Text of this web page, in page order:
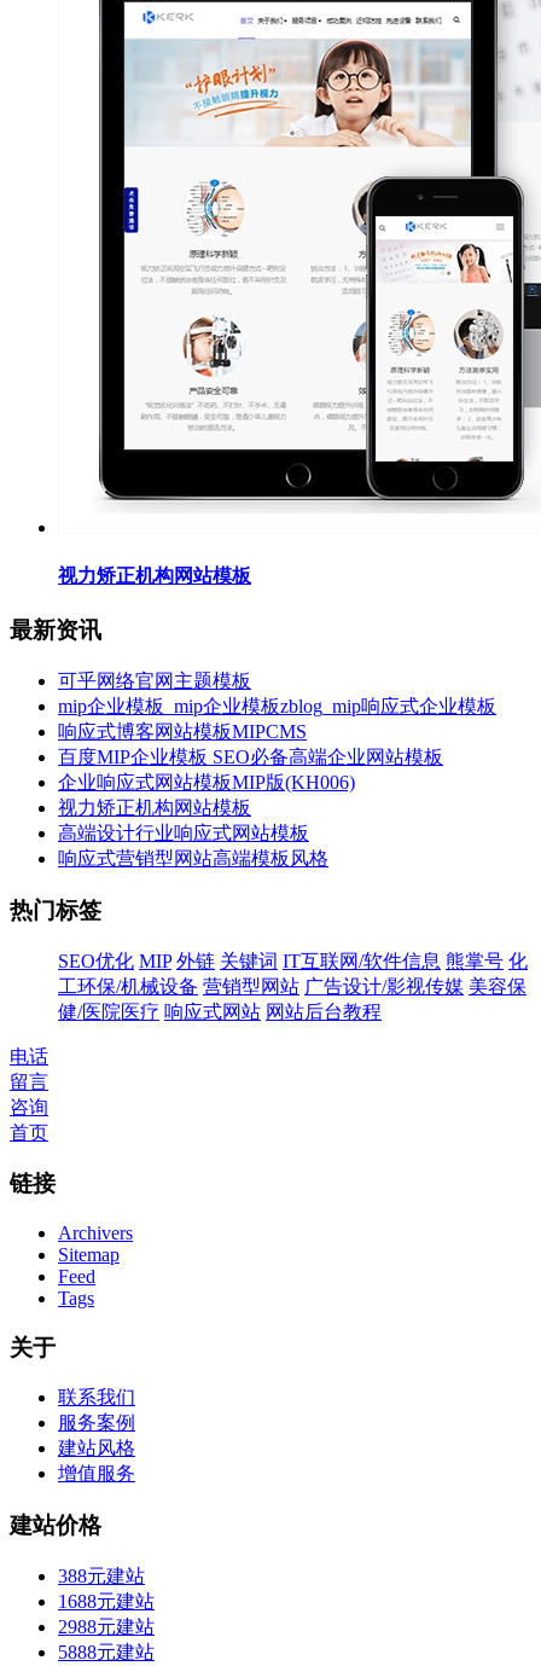
视力矫正机构网站模板
最新资讯
可乎网络官网主题模板
mip企业模板_mip企业模板zblog_mip响应式企业模板
响应式博客网站模板MIPCMS
百度MIP企业模板 SEO必备高端企业网站模板
企业响应式网站模板MIP版(KH006)
视力矫正机构网站模板
高端设计行业响应式网站模板
响应式营销型网站高端模板风格
热门标签
SEO优化 MIP 外链 关键词 IT互联网/软件信息 熊掌号 化
工环保/机械设备 营销型网站 广告设计/影视传媒 美容保
健/医院医疗 响应式网站 网站后台教程
电话
留言
咨询
首页
链接
Archivers
Sitemap
Feed
Tags
关于
联系我们
服务案例
建站风格
增值服务
建站价格
388元建站
1688元建站
2988元建站
5888元建站